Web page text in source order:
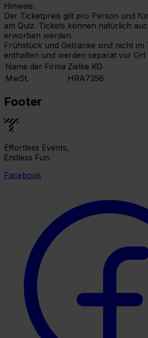
Hinweis:
Der Ticketpreis gilt pro Person und
am Quiz. Tickets können natürlich
erworben werden.
Frühstück und Getränke sind nicht im
enthalten und werden separat vor Ort
Name der Firma Zielke KG
MwSt.
HRA7356
Footer
Effortless Events,
Endless Fun.
Facebook